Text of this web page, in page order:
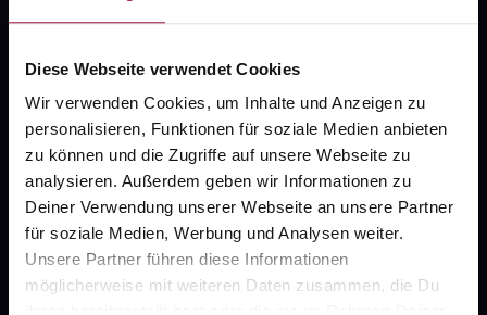
Diese Webseite verwendet Cookies
Wir verwenden Cookies, um Inhalte und Anzeigen zu
personalisieren, Funktionen für soziale Medien anbieten
zu können und die Zugriffe auf unsere Webseite zu
analysieren. Außerdem geben wir Informationen zu
Deiner Verwendung unserer Webseite an unsere Partner
für soziale Medien, Werbung und Analysen weiter.
Unsere Partner führen diese Informationen
möglicherweise mit weiteren Daten zusammen, die Du
Widerrufsformular
gesund.de
Karriere